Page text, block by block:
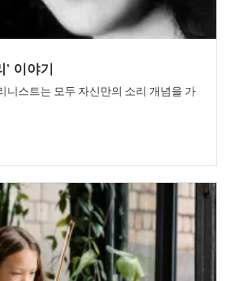
이야기
니스트는 모두 자신만의 소리 개념을 가